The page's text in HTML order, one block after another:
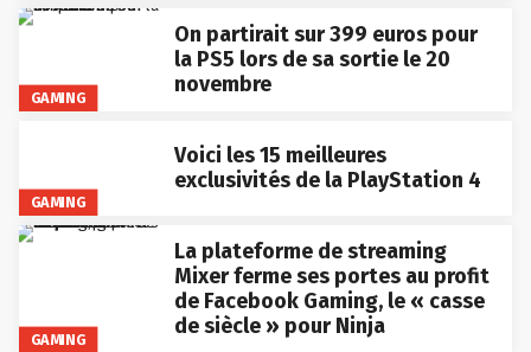
GAMING
On partirait sur 399 euros pour
la PS5 lors de sa sortie le 20
novembre
GAMING
Voici les 15 meilleures
exclusivités de la PlayStation 4
GAMING
La plateforme de streaming
Mixer ferme ses portes au profit
de Facebook Gaming, le « casse
de siècle » pour Ninja